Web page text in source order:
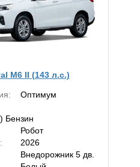
M6 II (143 л.с.)
Оптимум
Бензин
Робот
2026
Внедорожник 5 дв.